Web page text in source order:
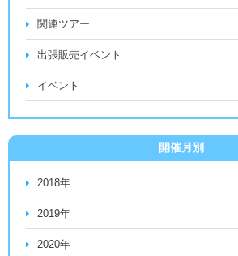
関連ツアー
出張販売イベント
イベント
開催月別
2018年
2019年
2020年